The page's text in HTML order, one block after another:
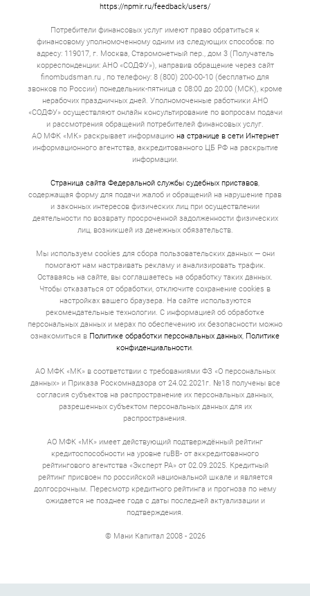
задолженность по займу постепенно тает.
Займы с обеспечением
Сумма может достигать 30 000 000. Срок — от 1
до 5 лет. Гарантией выступает имущество.
Ставка по займу адекватная, потому что
кредитор снижает свои риски за счет полученной
гарантии. Проценты сопоставимы с
банковскими, а иногда и ниже.
Как взять займ онлайн в
Рязани?
Выбор продукта. Большинство людей ищут
деньги под самый низкий процент. Это
неправильно. Это имеет значение, но вторичное.
Первична цель. Если вам нужно 20 000 на 3
недели до зарплаты, то вам не нужен кредит под
автомастерскую и вам не хватает миллиона на
покупку подъемников, то не стоит брать
микрозайм под 0% на первый месяц. Через 30 дн.
вы будете вынуждены отдать всю сумму займа с
огромной надбавкой.
Договор. В законе прописано требование, что
полная стоимость кредита указывается
понятным шрифтом в правом верхнем углу
первой страницы. Это главная цифра договора
займа, которая включает все: проценты,
Получение денег. Деньги приходят в течение
нескольких минут, иногда секунд. Если вы
оформляете займ на развитие бизнеса или
приобретение оборудования, то перевод может
идти по межбанковским каналам до 3 рабочих
Полная стоимость кредита
онлайн
Ставка 0,8% в день выглядит безобидно. Умножьте на
365 дней — получите 292% годовых. Это не запугивание,
процент превращаются в 11 600. То есть 1500 руб. за
https://npmir.ru/feedback/users/
Потребители финансовых услуг имеют право обратиться к
финансовому уполномоченному одним из следующих способов: по
адресу: 119017, г. Москва, Старомонетный пер., дом 3 (Получатель
корреспонденции: АНО «СОДФУ»), направив обращение через сайт
finombudsman.ru , по телефону: 8 (800) 200-00-10 (бесплатно для
звонков по России) понедельник-пятница с 08:00 до 20:00 (МСК), кроме
нерабочих праздничных дней. Уполномоченные работники АНО
«СОДФУ» осуществляют онлайн консультирование по вопросам подачи
и рассмотрения обращений потребителей финансовых услуг.
АО МФК «МК» раскрывает информацию на странице в сети Интернет
информационного агентства, аккредитованного ЦБ РФ на раскрытие
информации.
Страница сайта Федеральной службы судебных приставов,
содержащая форму для подачи жалоб и обращений на нарушение прав
и законных интересов физических лиц при осуществлении
деятельности по возврату просроченной задолженности физических
лиц, возникшей из денежных обязательств.
Мы используем cookies для сбора пользовательских данных — они
помогают нам настраивать рекламу и анализировать трафик.
Оставаясь на сайте, вы соглашаетесь на обработку таких данных.
Чтобы отказаться от обработки, отключите сохранение cookies в
настройках вашего браузера. На сайте используются
рекомендательные технологии. С информацией об обработке
персональных данных и мерах по обеспечению их безопасности можно
ознакомиться в Политике обработки персональных данных, Политике
конфиденциальности.
АО МФК «МК» в соответствии с требованиями ФЗ «О персональных
данных» и Приказа Роскомнадзора от 24.02.2021г. №18 получены все
согласия субъектов на распространение их персональных данных,
разрешенных субъектом персональных данных для их
распространения.
АО МФК «МК» имеет действующий подтверждённый рейтинг
кредитоспособности на уровне ruBB- от аккредитованного
рейтингового агентства «Эксперт РА» от 02.09.2025. Кредитный
рейтинг присвоен по российской национальной шкале и является
долгосрочным. Пересмотр кредитного рейтинга и прогноза по нему
ожидается не позднее года с даты последней актуализации и
подтверждения.
© Мани Капитал 2008 - 2026